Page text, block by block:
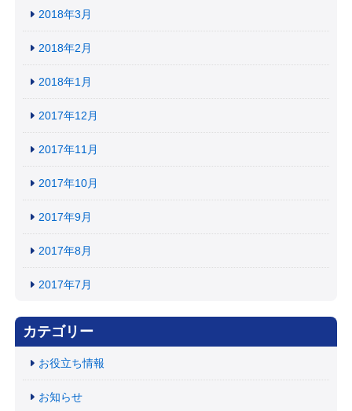
2018年3月
2018年2月
2018年1月
2017年12月
2017年11月
2017年10月
2017年9月
2017年8月
2017年7月
カテゴリー
お役立ち情報
お知らせ